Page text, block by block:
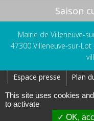
Saison
Mairie de Villeneuve-
47300 Villeneuve-sur-
Espace presse Plan
Création : AtoutPixel
This site uses cookies
to activate
OK,